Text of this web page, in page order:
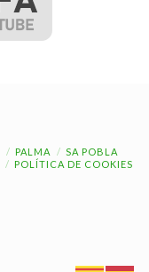
PALMA
SA POBLA
POLÍTICA DE COOKIES